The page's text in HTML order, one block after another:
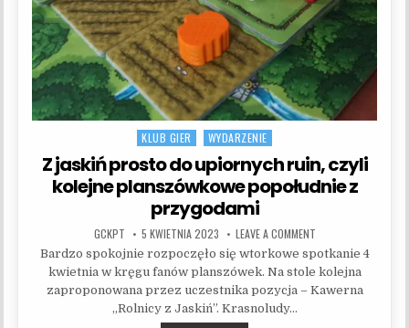
Posted in
KLUB GIER WYDARZENIE
Z jaskiń prosto do upiornych ruin, czyli
kolejne planszówkowe popołudnie z
przygodami
AUTHOR:
GCKPT PUBLISHED DATE:
5 KWIETNIA 2023 LEAVE A COMMENTON Z JASKIŃ
Bardzo spokojnie rozpoczęło się wtorkowe spotkanie 4
kwietnia w kręgu fanów planszówek. Na stole kolejna
zaproponowana przez uczestnika pozycja – Kawerna
„Rolnicy z Jaskiń”. Krasnoludy…